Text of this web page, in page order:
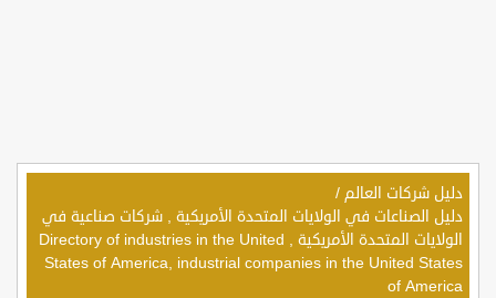
دليل شركات العالم /
دليل الصناعات في الولايات المتحدة الأمريكية , شركات صناعية في
الولايات المتحدة الأمريكية , Directory of industries in the United
States of America, industrial companies in the United States
of America